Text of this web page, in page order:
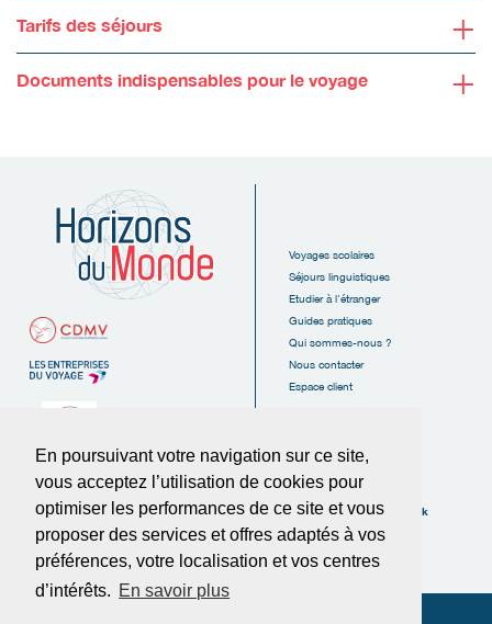
En poursuivant votre navigation sur ce site,
vous acceptez l’utilisation de cookies pour
optimiser les performances de ce site et vous
proposer des services et offres adaptés à vos
préférences, votre localisation et vos centres
d’intérêts. En savoir plus
Tarifs des séjours +
Documents indispensables pour le voyage +
6, Rue des Tanneurs
16110 La Rochefoucauld
Tél :
Fax :05.45.62.37.89
Voyages scolaires
Séjours linguistiques
Etudier à l'étranger
Guides pratiques
Qui sommes-nous ?
Nous contacter
Espace client
Suivez-nous sur Facebook